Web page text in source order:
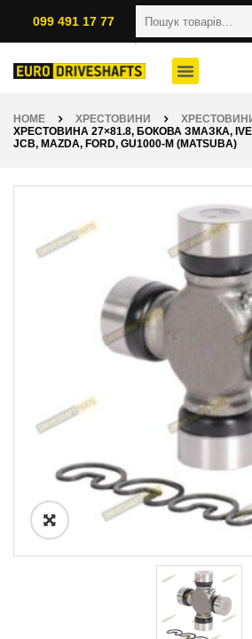
099 491 17 77
HOME ХРЕСТОВИНИ
ХРЕСТОВИНА 27×81.8, БОКОВА ЗМАЗКА,
JCB, MAZDA, FORD, GU1000-M (MATSUBA)